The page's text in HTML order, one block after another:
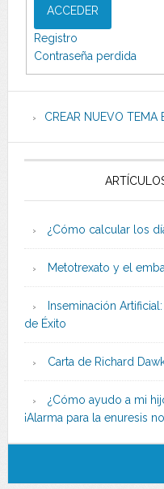
ACCEDER
Registro
Contraseña perdida
CREAR NUEVO TEMA
¿Cómo calcular los
Metotrexato y el
Inseminación
de Éxito
Carta de Richard
¿Cómo ayudo a mi
¡Alarma para la enuresis